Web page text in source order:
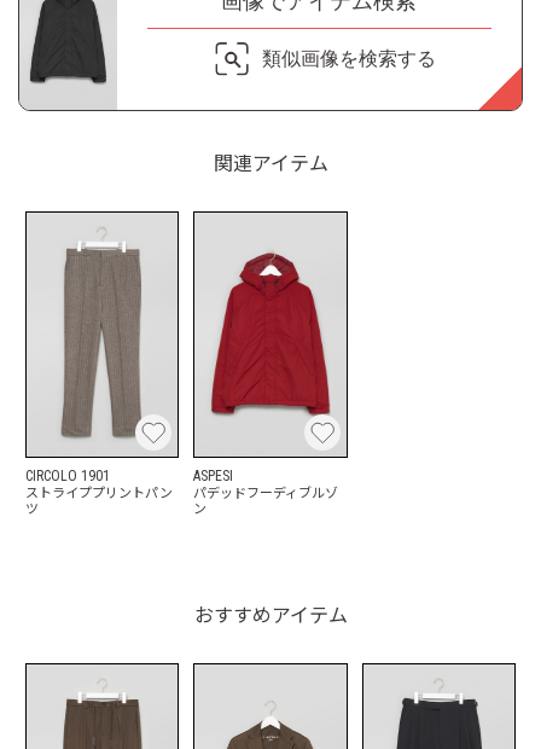
類似画像を検索する
関連アイテム
CIRCOLO 1901
ストライププリントパン
ツ
ASPESI
パデッドフーディブルゾ
ン
おすすめアイテム